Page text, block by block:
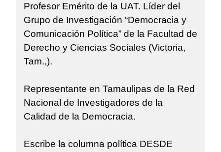
Profesor Emérito de la UAT. Líder del
Grupo de Investigación “Democracia y
Comunicación Política” de la Facultad de
Derecho y Ciencias Sociales (Victoria,
Tam.,).
Representante en Tamaulipas de la Red
Nacional de Investigadores de la
Calidad de la Democracia.
Escribe la columna política DESDE